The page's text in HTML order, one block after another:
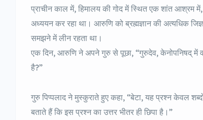
प्राचीन काल में, हिमालय की गोद में स्थित एक शांत आश्रम
अध्ययन कर रहा था। आरुणि को ब्रह्मज्ञान की अत्यधिक
समझने में लीन रहता था।
एक दिन, आरुणि ने अपने गुरु से पूछा, “गुरुदेव, केनोपनिषद् में
है?”
गुरु पिप्पलाद ने मुस्कुराते हुए कहा, “बेटा, यह प्रश्न केवल
बताते हैं कि इस प्रश्न का उत्तर भीतर ही छिपा है।”